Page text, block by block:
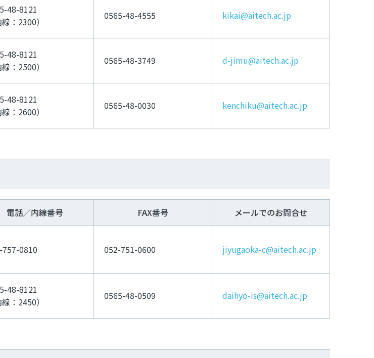
48-8121
線：2300）
0565-48-4555 kikai@aitech.ac.jp
48-8121
線：2500）
0565-48-3749 d-jimu@aitech.ac.jp
48-8121
線：2600）
0565-48-0030 kenchiku@aitech.ac.jp
電話／内線番号 FAX番号 メールでのお問合せ
0810 052-751-0600 jiyugaoka-c@aitech.ac.jp
48-8121
線：2450）
0565-48-0509 daihyo-is@aitech.ac.jp